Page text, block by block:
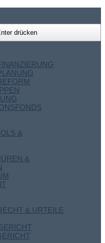
&
&
& URTEILE